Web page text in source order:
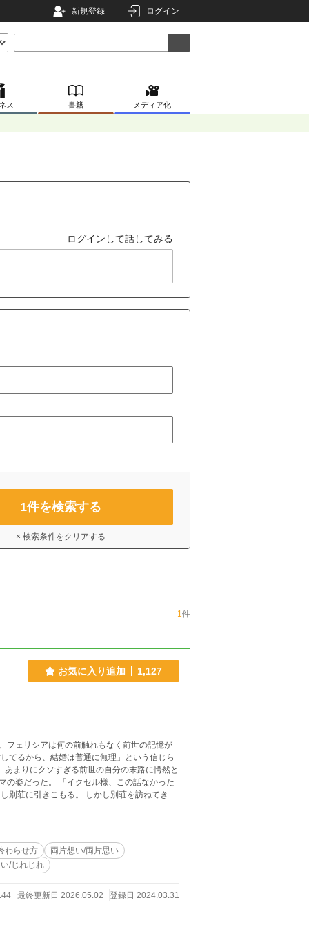
新規登録 ログイン
ス 書籍 メディア化
ログインして話してみる
1件を検索する
× 検索条件をクリアする
1件
お気に入り追加 1,127
フェリシアは何の前触れもなく前世の記憶が
、この話なかった
わらせ方
両片想い/両片思い
/じれじれ
最終更新日 2026.05.02 登録日 2024.03.31